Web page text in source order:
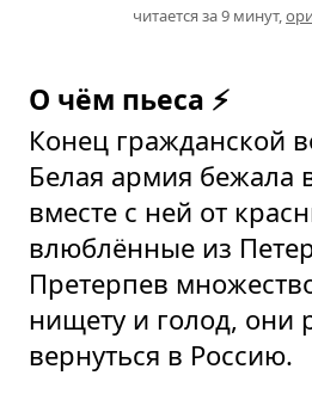
читается за 9 минут,
О чём пьеса ⚡
Конец гражданской
Белая армия бежала
вместе с ней от
влюблённые из
Претерпев
нищету и голод, они
вернуться в Россию.